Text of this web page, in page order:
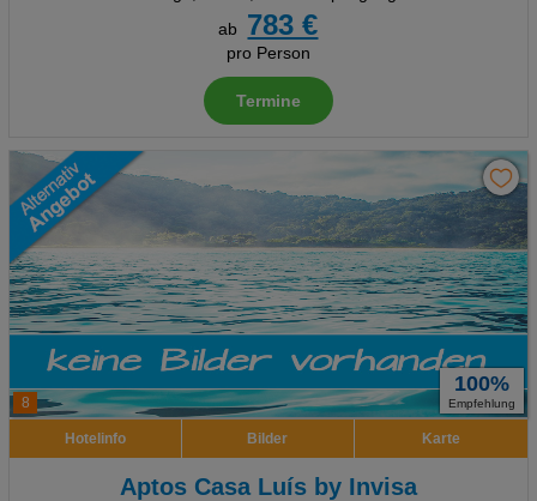
ab
783 €
pro Person
Termine
8
100%
Empfehlung
Hotelinfo Bilder Karte
Aptos Casa Luís by Invisa